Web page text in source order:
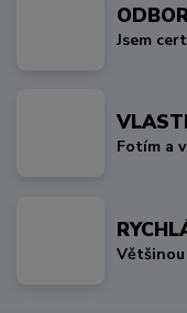
Jsem
Fotím a